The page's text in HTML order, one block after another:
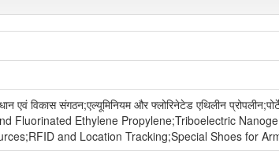
एवं विकास संगठन;एल्यूमिनियम और फ्लोरिनेटेड एथिलीन
Fluorinated Ethylene Propylene;Triboelectric
and Location Tracking;Special Shoes for